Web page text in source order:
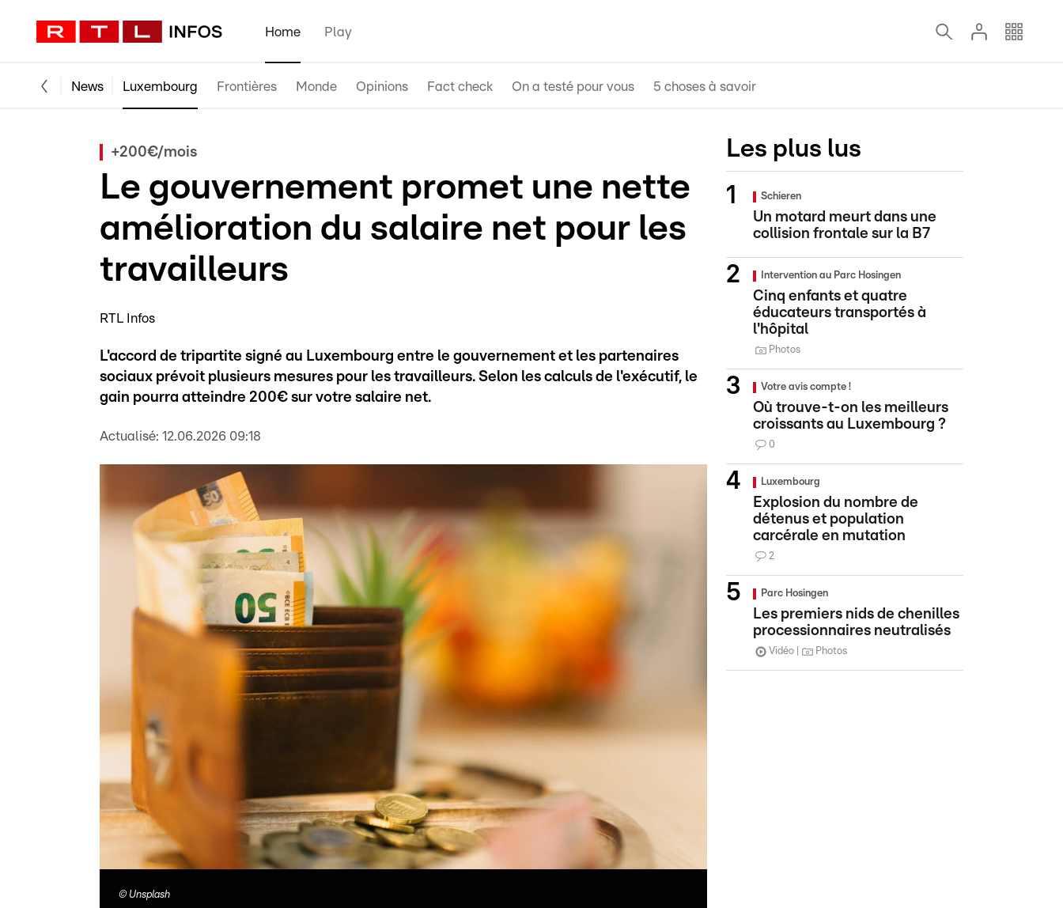
Home Play
News Luxembourg Frontières Monde Opinions Fact check On a testé pour vous 5 choses à savoir
+200€/mois
Le gouvernement promet une nette
amélioration du salaire net pour les
travailleurs
RTL Infos
L'accord de tripartite signé au Luxembourg entre le gouvernement et les partenaires
sociaux prévoit plusieurs mesures pour les travailleurs. Selon les calculs de l'exécutif, le
gain pourra atteindre 200€ sur votre salaire net.
Actualisé: 12.06.2026 09:18
© Unsplash
Les plus lus
Schieren
Un motard meurt dans une
collision frontale sur la B7
Intervention au Parc Hosingen
Cinq enfants et quatre
éducateurs transportés à
l'hôpital
Photos
Votre avis compte !
Où trouve-t-on les meilleurs
croissants au Luxembourg ?
0
Luxembourg
Explosion du nombre de
détenus et population
carcérale en mutation
2
Parc Hosingen
Les premiers nids de chenilles
processionnaires neutralisés
Vidéo Photos